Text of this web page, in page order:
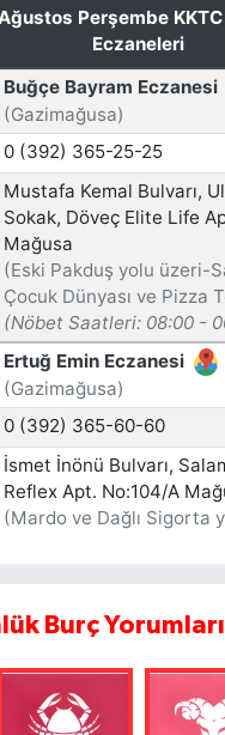
Burç Yorumları